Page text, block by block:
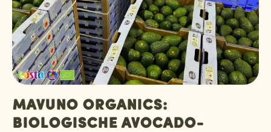
Mavuno Organics:
biologische avocado-